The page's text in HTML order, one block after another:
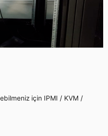
için IPMI / KVM /